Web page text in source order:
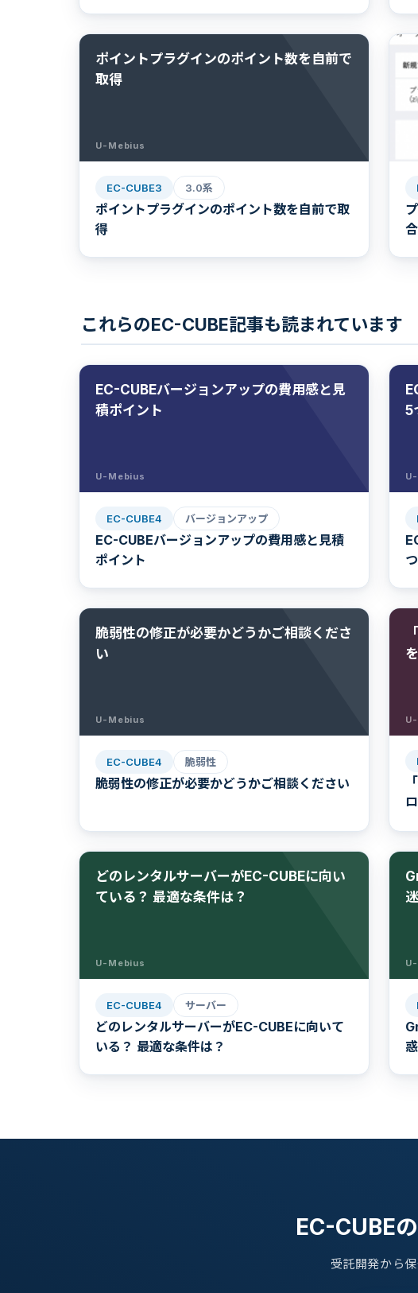
ポイントプラグインのポイント数を自前で
取得
U-Mebius
EC-CUBE3 3.0系
ポイントプラグインのポイント数を自前で取
得
これらのEC-CUBE記事も読まれています
EC-CUBEバージョンアップの費用感と見
積ポイント
U-Mebius
EC-CUBE4 バージョンアップ
EC-CUBEバージョンアップの費用感と見積
ポイント
5
脆弱性の修正が必要かどうかご相談くださ
い
U-Mebius
EC-CUBE4 脆弱性
脆弱性の修正が必要かどうかご相談ください
どのレンタルサーバーがEC-CUBEに向い
ている？ 最適な条件は？
U-Mebius
EC-CUBE4 サーバー
どのレンタルサーバーがEC-CUBEに向いて
いる？ 最適な条件は？
EC-CUBE
受託開発から